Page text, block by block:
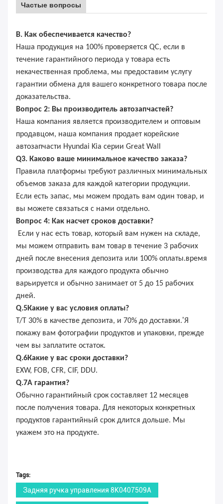
Частые вопросы
В. Как обеспечивается качество?
Наша продукция на 100% проверяется QC, если в
течение гарантийного периода у товара есть
некачественная проблема, мы предоставим услугу
гарантии обмена для вашего конкретного товара после
доказательства.
Вопрос 2: Вы производитель автозапчастей?
Наша компания является производителем и оптовым
продавцом, наша компания продает корейские
автозапчасти Hyundai Kia серии Great Wall
Q3. Каково ваше минимальное качество заказа?
Правила платформы требуют различных минимальных
объемов заказа для каждой категории продукции.
Если есть запас, мы можем продать вам один товар, и
вы можете связаться с нами отдельно.
Вопрос 4: Как насчет сроков доставки?
Если у нас есть товар, который вам нужен на складе,
мы можем отправить вам товар в течение 3 рабочих
дней после внесения депозита или 100% оплаты.время
производства для каждого продукта обычно
варьируется и обычно занимает от 5 до 15 рабочих
дней.
Q.5Какие у вас условия оплаты?
T/T 30% в качестве депозита, и 70% до доставки.’Я
покажу вам фотографии продуктов и упаковки, прежде
чем вы заплатите остаток.
Q.6Какие у вас сроки доставки?
EXW, FOB, CFR, CIF, DDU.
Q.7А гарантия?
Обычно гарантийный срок составляет 12 месяцев
после получения товара. Для некоторых конкретных
продуктов гарантийный срок длится дольше. Мы
укажем это на продукте.
Tags:
Задняя ручка управления 8K0407509A